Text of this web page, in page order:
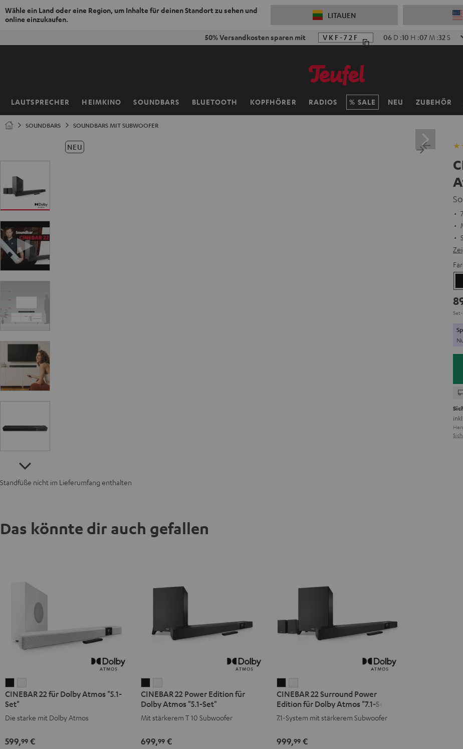
Wähle ein Land oder eine Region, um Inhalte für deinen Standort zu sehen und
online einzukaufen.
LITAUEN
50% Versandkosten sparen mit VKF-72F 06 D :10 H :07 M :31 S
LAUTSPRECHER HEIMKINO SOUNDBARS BLUETOOTH KOPFHÖRER RADIOS SALE NEU ZUBEHÖR
Startseite
SOUNDBARS SOUNDBARS MIT SUBWOOFER
NEU
Standfüße nicht im Lieferumfang enthalten
Das könnte dir auch gefallen
22
für
Dolby
"5.1-
22
Dolby
"5.1-
CINEBAR 22 für Dolby Atmos "5.1-
Set"
Die starke mit Dolby Atmos
599,99 €
22
Power
Edition
Dolby
22
Power
Edition
Dolby
CINEBAR 22 Power Edition für
Dolby Atmos "5.1-Set"
Mit stärkerem T 10 Subwoofer
699,99€
22
Surround
Power
für
22
Surround
Power
für
CINEBAR 22 Surround Power
Edition für Dolby Atmos "7.1-Set"
7.1-System mit stärkerem Subwoofer
999,99€